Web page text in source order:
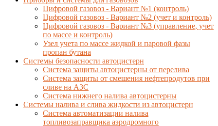
Цифровой газовоз - Вариант №1 (контроль)
Цифровой газовоз - Вариант №2 (учет и контроль)
Цифровой газовоз - Вариант №3 (управление, учет
по массе и контроль)
Узел учета по массе жидкой и паровой фазы
пропан бутана
Системы безопасности автоцистерн
Система защиты автоцистерны от перелива
Система защиты от смешения нефтепродутов при
сливе на АЗС
Система нижнего налива автоцистерны
Системы налива и слива жидкости из автоцистерн
Система автоматизации налива
топливозаправщика аэродромного